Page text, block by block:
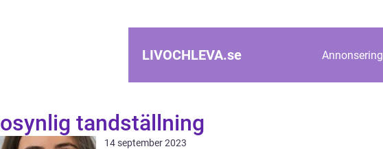
LIVOCHLEVA.se Annonsering
osynlig tandställning
14 september 2023